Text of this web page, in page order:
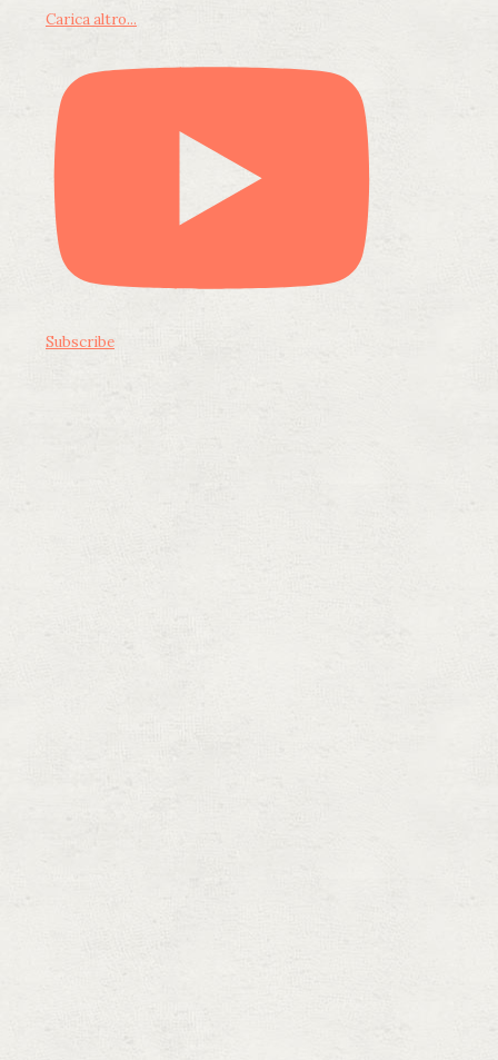
Carica altro...
Subscribe